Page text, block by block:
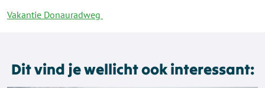
Vakantie Donauradweg
Dit vind je wellicht ook interessant: